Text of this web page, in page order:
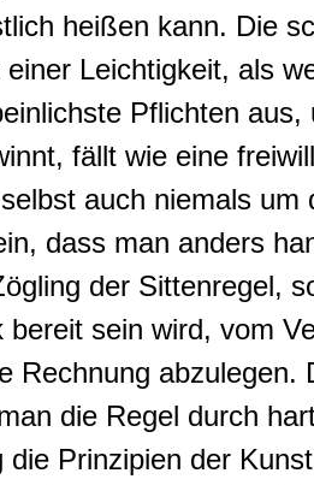
heißen kann. Die
einer Leichtigkeit, als
Pflichten
fällt wie eine
auch niemals um
dass man anders
der Sittenregel,
sein wird, vom
Rechnung abzulegen.
die Regel durch
Prinzipien der